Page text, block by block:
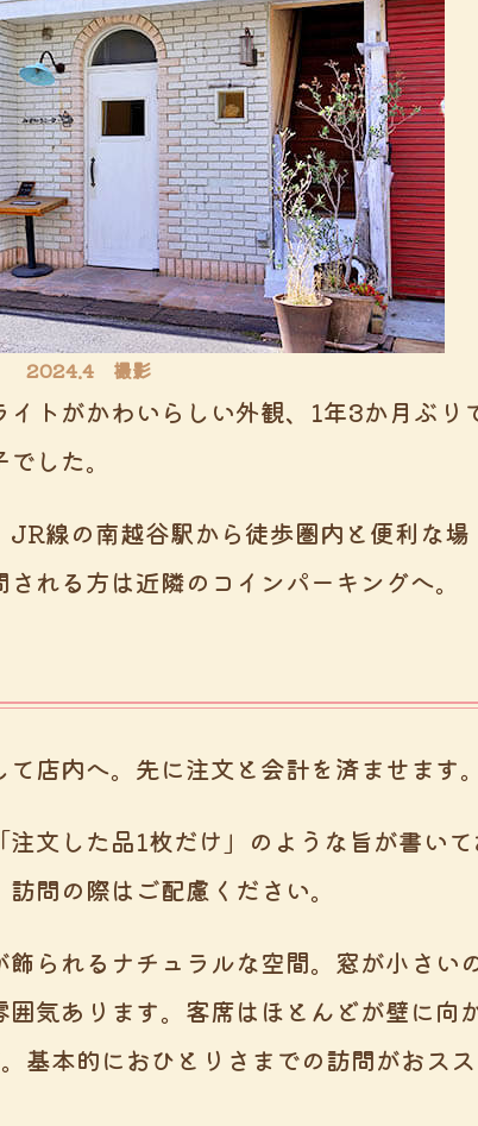
2024.4 撮影
トがかわいらしい外観、1年3か月ぶり
した。
線の南越谷駅から徒歩圏内と便利な場
れる方は近隣のコインパーキングへ。
店内へ。先に注文と会計を済ませます。
文した品1枚だけ」のような旨が書いて
問の際はご配慮ください。
られるナチュラルな空間。窓が小さい
気あります。客席はほとんどが壁に向
基本的におひとりさまでの訪問がおスス